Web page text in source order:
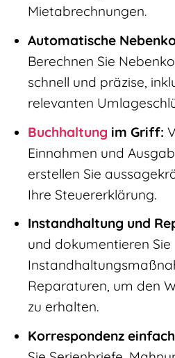
Mietabrechnungen.
Automatische
Berechnen Sie
schnell und präzise,
relevanten
Buchhaltung im Griff:
Einnahmen und
erstellen Sie
Ihre Steuererklärung.
Instandhaltung und
und dokumentieren Sie
Reparaturen, um den
zu erhalten.
Korrespondenz